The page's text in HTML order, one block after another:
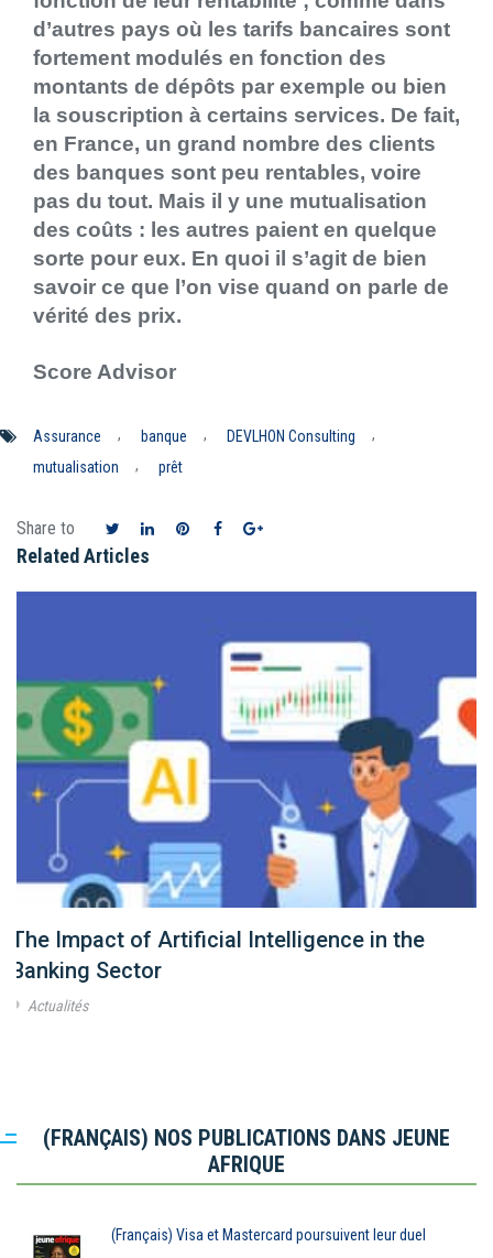
d’autres pays où les tarifs bancaires sont
fortement modulés en fonction des
montants de dépôts par exemple ou bien
la souscription à certains services. De fait,
en France, un grand nombre des clients
des banques sont peu rentables, voire
pas du tout. Mais il y une mutualisation
des coûts : les autres paient en quelque
sorte pour eux. En quoi il s’agit de bien
savoir ce que l’on vise quand on parle de
vérité des prix.
Score Advisor
Assurance , banque , DEVLHON Consulting
,
mutualisation
, prêt
Share to
Related Articles
The Impact of Artificial Intelligence in the
Banking Sector
Actualités
(FRANÇAIS) NOS PUBLICATIONS DANS JEUNE
AFRIQUE
(Français) Visa et Mastercard poursuivent leur duel